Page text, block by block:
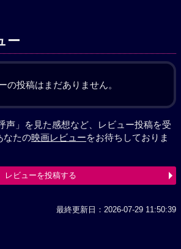
ー
の投稿はまだありません。
声」を見た感想など、レビュー投稿を受
なたの映画レビューをお待ちしておりま
レビューを投稿する
最終更新日：2026-07-29 11:50:39